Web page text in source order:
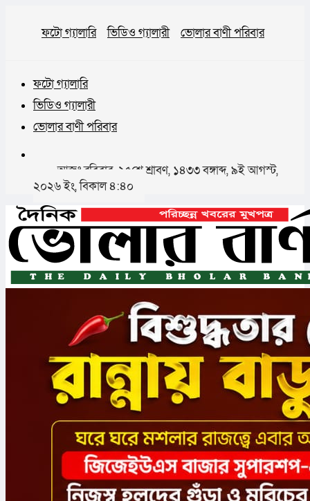
ফটো গ্যালারি ভিডিও গ্যালারী ভোলার বাণী পরিবার
ফটো গ্যালারি
ভিডিও গ্যালারী
ভোলার বাণী পরিবার
আজঃ রবিবার, ২৫শে শ্রাবণ, ১৪৩৩ বঙ্গাব্দ, ৯ই আগস্ট,
২০২৬ ইং, বিকাল ৪:৪০